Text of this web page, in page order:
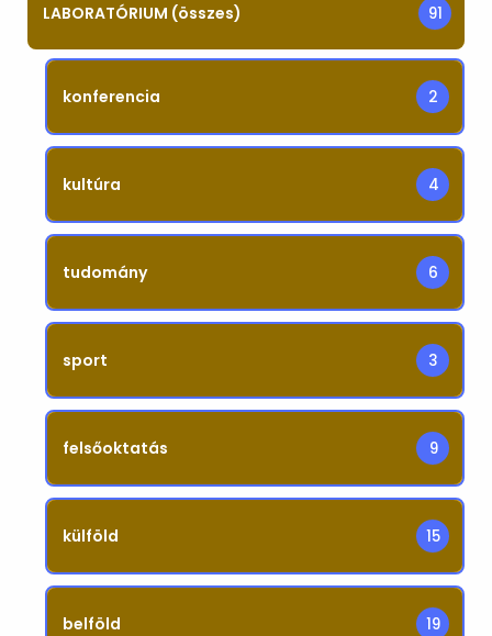
LABORATÓRIUM (összes) 91
konferencia 2
kultúra 4
tudomány 6
sport 3
felsőoktatás 9
külföld 15
belföld 19